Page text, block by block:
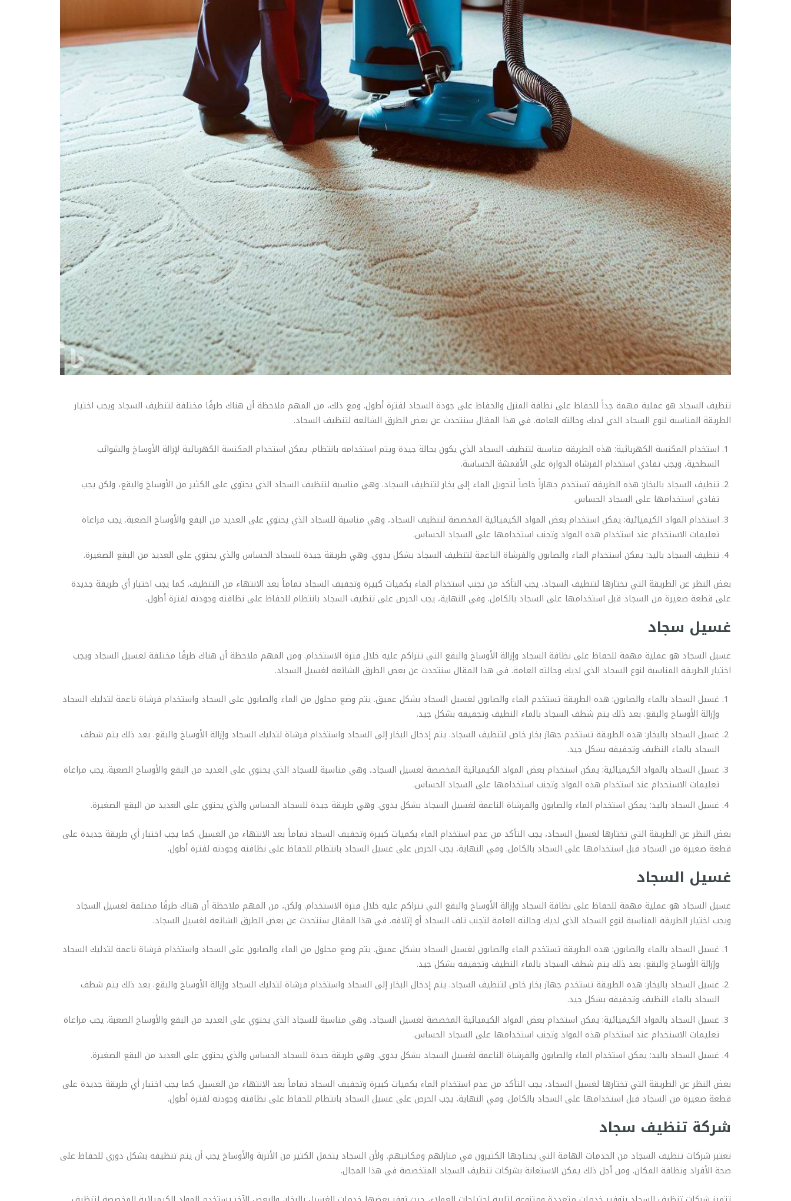
تنظيف السجاد هو عملية مهمة جداً للحفاظ على نظافة المنزل والحفاظ على جودة السجاد لفترة أطول. ومع ذلك، من المهم ملاحظة أن هناك طرقًا مختلفة لتنظيف السجاد ويجب اختيار
الطريقة المناسبة لنوع السجاد الذي لديك وحالته العامة. في هذا المقال سنتحدث عن بعض الطرق الشائعة لتنظيف السجاد.
استخدام المكنسة الكهربائية: هذه الطريقة مناسبة لتنظيف السجاد الذي يكون بحالة جيدة ويتم استخدامه بانتظام. يمكن استخدام المكنسة الكهربائية لإزالة الأوساخ والشوائب
السطحية، ويجب تفادي استخدام الفرشاة الدوارة على الأقمشة الحساسة.
تنظيف السجاد بالبخار: هذه الطريقة تستخدم جهازاً خاصاً لتحويل الماء إلى بخار لتنظيف السجاد. وهي مناسبة لتنظيف السجاد الذي يحتوي على الكثير من الأوساخ والبقع، ولكن يجب
تفادي استخدامها على السجاد الحساس.
استخدام المواد الكيميائية: يمكن استخدام بعض المواد الكيميائية المخصصة لتنظيف السجاد، وهي مناسبة للسجاد الذي يحتوي على العديد من البقع والأوساخ الصعبة. يجب مراعاة
تعليمات الاستخدام عند استخدام هذه المواد وتجنب استخدامها على السجاد الحساس.
تنظيف السجاد باليد: يمكن استخدام الماء والصابون والفرشاة الناعمة لتنظيف السجاد بشكل يدوي. وهي طريقة جيدة للسجاد الحساس والذي يحتوي على العديد من البقع الصغيرة.
بغض النظر عن الطريقة التي تختارها لتنظيف السجاد، يجب التأكد من تجنب استخدام الماء بكميات كبيرة وتجفيف السجاد تماماً بعد الانتهاء من التنظيف. كما يجب اختبار أي طريقة جديدة
على قطعة صغيرة من السجاد قبل استخدامها على السجاد بالكامل. وفي النهاية، يجب الحرص على تنظيف السجاد بانتظام للحفاظ على نظافته وجودته لفترة أطول.
غسيل سجاد
غسيل السجاد هو عملية مهمة للحفاظ على نظافة السجاد وإزالة الأوساخ والبقع التي تتراكم عليه خلال فترة الاستخدام. ومن المهم ملاحظة أن هناك طرقًا مختلفة لغسيل السجاد ويجب
اختيار الطريقة المناسبة لنوع السجاد الذي لديك وحالته العامة. في هذا المقال سنتحدث عن بعض الطرق الشائعة لغسيل السجاد.
غسيل السجاد بالماء والصابون: هذه الطريقة تستخدم الماء والصابون لغسيل السجاد بشكل عميق. يتم وضع محلول من الماء والصابون على السجاد واستخدام فرشاة ناعمة لتدليك السجاد
وإزالة الأوساخ والبقع. بعد ذلك يتم شطف السجاد بالماء النظيف وتجفيفه بشكل جيد.
غسيل السجاد بالبخار: هذه الطريقة تستخدم جهاز بخار خاص لتنظيف السجاد. يتم إدخال البخار إلى السجاد واستخدام فرشاة لتدليك السجاد وإزالة الأوساخ والبقع. بعد ذلك يتم شطف
السجاد بالماء النظيف وتجفيفه بشكل جيد.
غسيل السجاد بالمواد الكيميائية: يمكن استخدام بعض المواد الكيميائية المخصصة لغسيل السجاد، وهي مناسبة للسجاد الذي يحتوي على العديد من البقع والأوساخ الصعبة. يجب مراعاة
تعليمات الاستخدام عند استخدام هذه المواد وتجنب استخدامها على السجاد الحساس.
غسيل السجاد باليد: يمكن استخدام الماء والصابون والفرشاة الناعمة لغسيل السجاد بشكل يدوي. وهي طريقة جيدة للسجاد الحساس والذي يحتوي على العديد من البقع الصغيرة.
بغض النظر عن الطريقة التي تختارها لغسيل السجاد، يجب التأكد من عدم استخدام الماء بكميات كبيرة وتجفيف السجاد تماماً بعد الانتهاء من الغسيل. كما يجب اختبار أي طريقة جديدة على
قطعة صغيرة من السجاد قبل استخدامها على السجاد بالكامل. وفي النهاية، يجب الحرص على غسيل السجاد بانتظام للحفاظ على نظافته وجودته لفترة أطول.
غسيل السجاد
غسيل السجاد هو عملية مهمة للحفاظ على نظافة السجاد وإزالة الأوساخ والبقع التي تتراكم عليه خلال فترة الاستخدام. ولكن، من المهم ملاحظة أن هناك طرقًا مختلفة لغسيل السجاد
ويجب اختيار الطريقة المناسبة لنوع السجاد الذي لديك وحالته العامة لتجنب تلف السجاد أو إتلافه. في هذا المقال سنتحدث عن بعض الطرق الشائعة لغسيل السجاد.
غسيل السجاد بالماء والصابون: هذه الطريقة تستخدم الماء والصابون لغسيل السجاد بشكل عميق. يتم وضع محلول من الماء والصابون على السجاد واستخدام فرشاة ناعمة لتدليك السجاد
وإزالة الأوساخ والبقع. بعد ذلك يتم شطف السجاد بالماء النظيف وتجفيفه بشكل جيد.
غسيل السجاد بالبخار: هذه الطريقة تستخدم جهاز بخار خاص لتنظيف السجاد. يتم إدخال البخار إلى السجاد واستخدام فرشاة لتدليك السجاد وإزالة الأوساخ والبقع. بعد ذلك يتم شطف
السجاد بالماء النظيف وتجفيفه بشكل جيد.
غسيل السجاد بالمواد الكيميائية: يمكن استخدام بعض المواد الكيميائية المخصصة لغسيل السجاد، وهي مناسبة للسجاد الذي يحتوي على العديد من البقع والأوساخ الصعبة. يجب مراعاة
تعليمات الاستخدام عند استخدام هذه المواد وتجنب استخدامها على السجاد الحساس.
غسيل السجاد باليد: يمكن استخدام الماء والصابون والفرشاة الناعمة لغسيل السجاد بشكل يدوي. وهي طريقة جيدة للسجاد الحساس والذي يحتوي على العديد من البقع الصغيرة.
بغض النظر عن الطريقة التي تختارها لغسيل السجاد، يجب التأكد من عدم استخدام الماء بكميات كبيرة وتجفيف السجاد تماماً بعد الانتهاء من الغسيل. كما يجب اختبار أي طريقة جديدة على
قطعة صغيرة من السجاد قبل استخدامها على السجاد بالكامل. وفي النهاية، يجب الحرص على غسيل السجاد بانتظام للحفاظ على نظافته وجودته لفترة أطول.
شركة تنظيف سجاد
تعتبر شركات تنظيف السجاد من الخدمات الهامة التي يحتاجها الكثيرون في منازلهم ومكاتبهم. ولأن السجاد يتحمل الكثير من الأتربة والأوساخ يجب أن يتم تنظيفه بشكل دوري للحفاظ على
صحة الأفراد ونظافة المكان. ومن أجل ذلك يمكن الاستعانة بشركات تنظيف السجاد المتخصصة في هذا المجال.